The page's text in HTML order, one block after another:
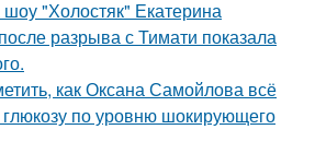
"Холостяк" Екатерина
разрыва с Тимати показала
как Оксана Самойлова всё
по уровню шокирующего